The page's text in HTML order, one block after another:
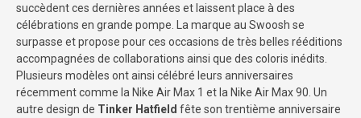
succèdent ces dernières années et laissent place à des
célébrations en grande pompe. La marque au Swoosh se
surpasse et propose pour ces occasions de très belles rééditions
accompagnées de collaborations ainsi que des coloris inédits.
Plusieurs modèles ont ainsi célébré leurs anniversaires
récemment comme la Nike Air Max 1 et la Nike Air Max 90. Un
autre design de Tinker Hatfield fête son trentième anniversaire